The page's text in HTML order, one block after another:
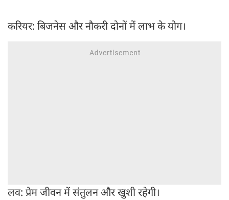
करियर: बिजनेस और नौकरी दोनों में लाभ के योग।
लव: प्रेम जीवन में संतुलन और खुशी रहेगी।